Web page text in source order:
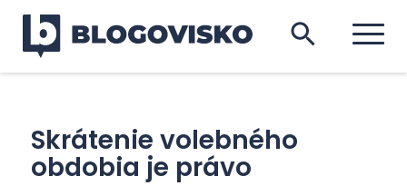
Skrátenie volebného
obdobia je právo